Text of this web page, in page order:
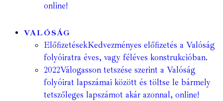
online!
VALÓSÁG
ElőfizetésekKedvezményes előfizetés a Valóság
folyóiratra éves, vagy féléves konstrukcióban.
2022Válogasson tetszése szerint a Valóság
folyóirat lapszámai között és töltse le bármely
tetszőleges lapszámot akár azonnal, online!